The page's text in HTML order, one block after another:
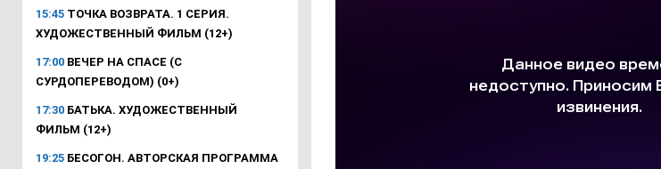
15:45 ТОЧКА ВОЗВРАТА. 1 СЕРИЯ.
ХУДОЖЕСТВЕННЫЙ ФИЛЬМ (12+)
17:00 ВЕЧЕР НА СПАСЕ (С
СУРДОПЕРЕВОДОМ) (0+)
17:30 БАТЬКА. ХУДОЖЕСТВЕННЫЙ
ФИЛЬМ (12+)
19:25 БЕСОГОН. АВТОРСКАЯ ПРОГРАММА